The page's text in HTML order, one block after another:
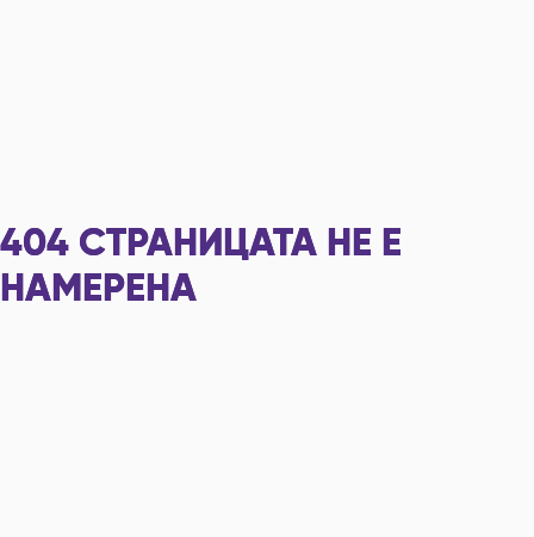
404 СТРАНИЦАТА НЕ Е
НАМЕРЕНА